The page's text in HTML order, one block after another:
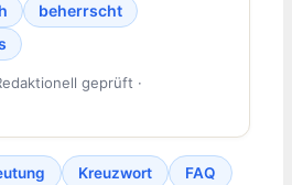
beherrscht
geprüft ·
Kreuzwort FAQ